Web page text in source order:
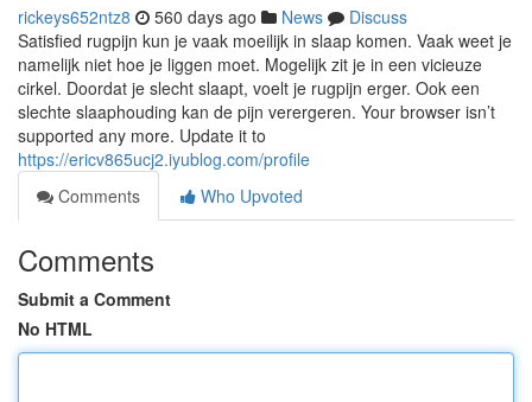
rickeys652ntz8 560 days ago News
Discuss
Satisfied rugpijn kun je vaak moeilijk in slaap komen. Vaak weet je
namelijk niet hoe je liggen moet. Mogelijk zit je in een vicieuze
cirkel. Doordat je slecht slaapt, voelt je rugpijn erger. Ook een
slechte slaaphouding kan de pijn verergeren. Your browser isn’t
supported any more. Update it to
https://ericv865ucj2.iyublog.com/profile
Comments
Who Upvoted
Comments
Submit a Comment
No HTML